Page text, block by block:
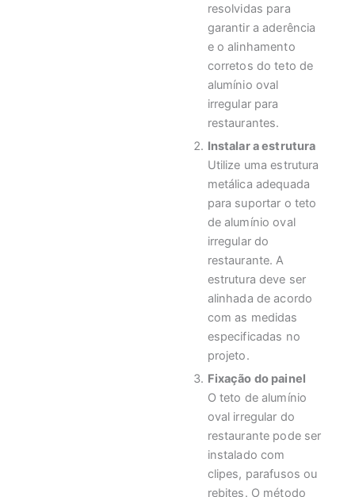
resolvidas para
garantir a aderência
e o alinhamento
corretos do teto de
alumínio oval
irregular para
restaurantes.
Instalar a estrutura
Utilize uma estrutura
metálica adequada
para suportar o teto
de alumínio oval
irregular do
restaurante. A
estrutura deve ser
alinhada de acordo
com as medidas
especificadas no
projeto.
Fixação do painel
O teto de alumínio
oval irregular do
restaurante pode ser
instalado com
clipes, parafusos ou
rebites. O método